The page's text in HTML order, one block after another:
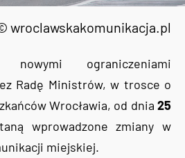
wroclawskakomunikacja.pl
ograniczeniami
Radę Ministrów, w trosce o
Wrocławia, od dnia 25
wprowadzone zmiany w
miejskiej.